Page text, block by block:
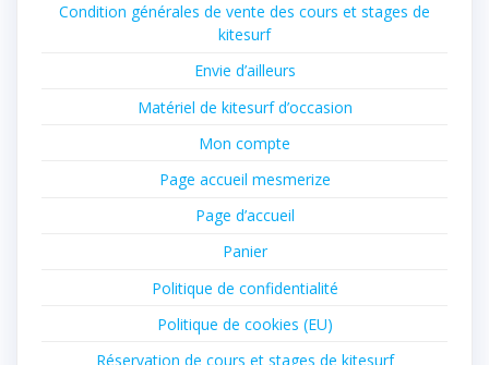
Condition générales de vente des cours et stages de
kitesurf
Envie d’ailleurs
Matériel de kitesurf d’occasion
Mon compte
Page accueil mesmerize
Page d’accueil
Panier
Politique de confidentialité
Politique de cookies (EU)
Réservation de cours et stages de kitesurf